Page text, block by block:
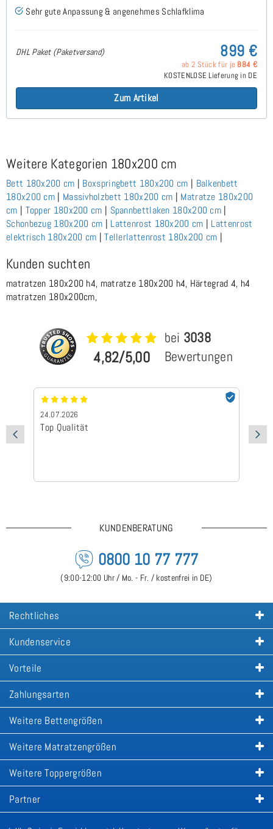
Sehr gute Anpassung & angenehmes Schlafklima
DHL Paket (Paketversand) 899 €
ab 2 Stück für je 884 €
KOSTENLOSE Lieferung in DE
Zum Artikel
Weitere Kategorien 180x200 cm
Bett 180x200 cm | Boxspringbett 180x200 cm | Balkenbett
180x200 cm | Massivholzbett 180x200 cm | Matratze 180x200
cm | Topper 180x200 cm | Spannbettlaken 180x200 cm |
Schonbezug 180x200 cm | Lattenrost 180x200 cm | Lattenrost
elektrisch 180x200 cm |Tellerlattenrost 180x200 cm |
Kunden suchten
matratzen 180x200 h4, matratze 180x200 h4, Härtegrad 4, h4
matratzen 180x200cm,
4,82/5,00
bei 3038
Bewertungen
24.07.2026
Top Qualität
KUNDENBERATUNG
0800 10 77 777
(9:00-12:00 Uhr / Mo. - Fr. / kostenfrei in DE)
Rechtliches
Kundenservice
Vorteile
Zahlungsarten
Weitere Bettengrößen
Weitere Matratzengrößen
Weitere Toppergrößen
Partner